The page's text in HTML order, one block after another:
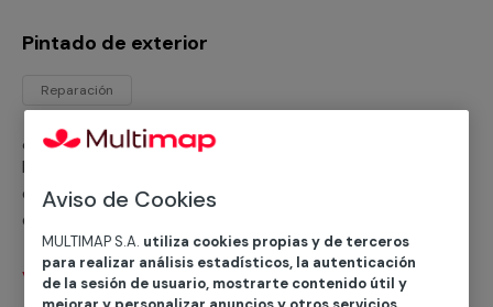
Pintado de exterior
Reparación
¿Buscas a un pintor para tu fachada? La aplicación de
la pintura de fachadas exige a especialistas. En nuestro
catálogo de servicios profesionales encontrarás a
expertos en pintura exterior de cualquier tipo de
fachada, superficie y acabado.
Ver servicios
Aviso de Cookies
MULTIMAP S.A. utiliza cookies propias y de terceros
para realizar análisis estadísticos, la autenticación
de la sesión de usuario, mostrarte contenido útil y